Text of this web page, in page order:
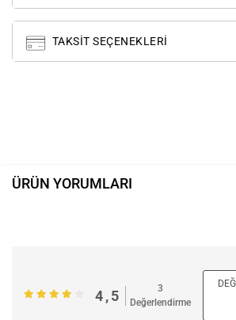
TAKSIT SEÇENEKLERI
ÜRÜN YORUMLARI
4,5
3
Değerlendirme